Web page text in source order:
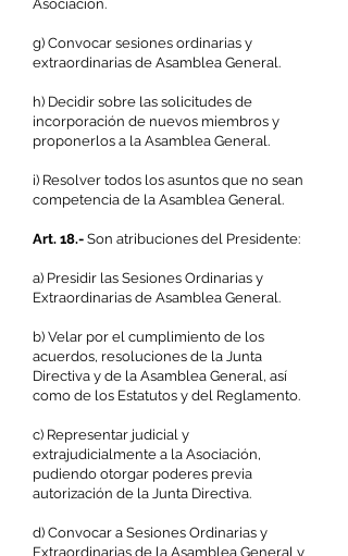
Asociación.
g) Convocar sesiones ordinarias y
extraordinarias de Asamblea General.
h) Decidir sobre las solicitudes de
incorporación de nuevos miembros y
proponerlos a la Asamblea General.
i) Resolver todos los asuntos que no sean
competencia de la Asamblea General.
Art. 18.- Son atribuciones del Presidente:
a) Presidir las Sesiones Ordinarias y
Extraordinarias de Asamblea General.
b) Velar por el cumplimiento de los
acuerdos, resoluciones de la Junta
Directiva y de la Asamblea General, así
como de los Estatutos y del Reglamento.
c) Representar judicial y
extrajudicialmente a la Asociación,
pudiendo otorgar poderes previa
autorización de la Junta Directiva.
d) Convocar a Sesiones Ordinarias y
Extraordinarias de la Asamblea General y